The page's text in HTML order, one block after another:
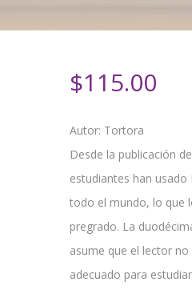
$115.00
Autor: Tortora
Desde la publicación
estudiantes han
todo el mundo, lo que
pregrado. La
asume que el lector
adecuado para